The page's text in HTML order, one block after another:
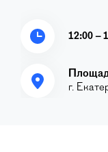
12:00 –
г.